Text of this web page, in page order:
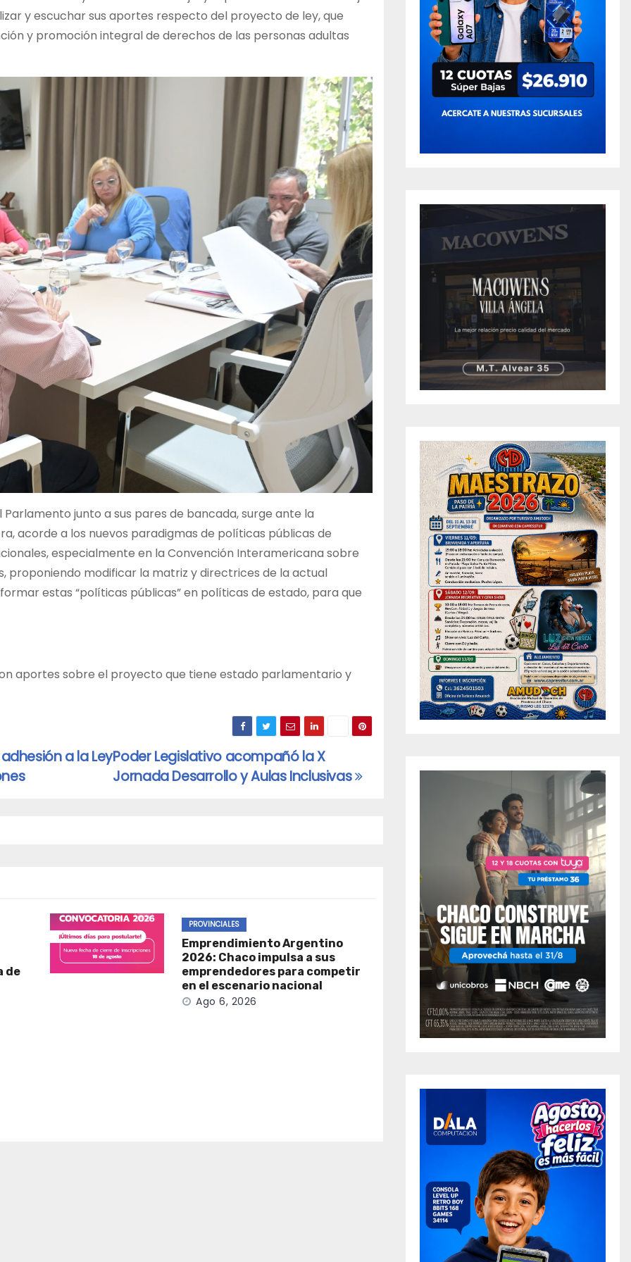
y escuchar sus aportes respecto del proyecto de ley, que
y promoción integral de derechos de las personas adultas
junto a sus pares de bancada, surge ante la
acorde a los nuevos paradigmas de políticas públicas de
especialmente en la Convención Interamericana sobre
proponiendo modificar la matriz y directrices de la actual
estas “políticas públicas” en políticas de estado, para que
aportes sobre el proyecto que tiene estado parlamentario y
Poder Legislativo acompañó la X
Jornada Desarrollo y Aulas Inclusivas
adhesión a la Ley
de
PROVINCIALES
Emprendimiento Argentino
2026: Chaco impulsa a sus
emprendedores para competir
en el escenario nacional
Ago 6, 2026